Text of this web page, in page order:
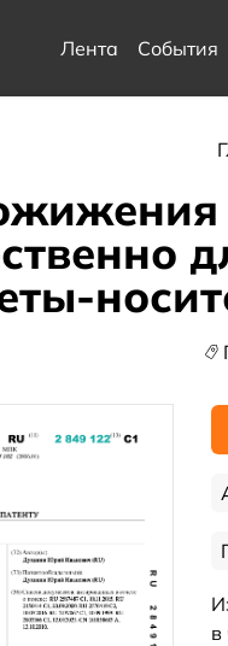
Лента События
в